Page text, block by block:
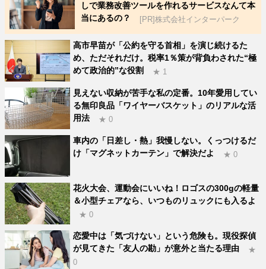
しで業務改善ツールを作れるサービスなんて本
当にあるの？
[PR]株式会社インターパーク
高市早苗が「公約を守る首相」を演じ続けるた
め、ただそれだけ。税率1％策が背負わされた“極
めて政治的”な役割
★ 1
見えない収納が苦手な私の定番。10年愛用してい
る無印良品「ワイヤーバスケット」のリアルな活
用法
★ 0
車内の「日差し・熱」我慢しない。くっつけるだ
け「マグネットカーテン」で解決だよ
★ 0
花火大会、運動会にいいね！ロゴスの300gの軽量
＆小型チェアなら、いつものリュックにも入るよ
★ 0
恋愛中は「気づけない」という危険も。現役探偵
が見てきた「友人の勘」が意外と当たる理由
★
0